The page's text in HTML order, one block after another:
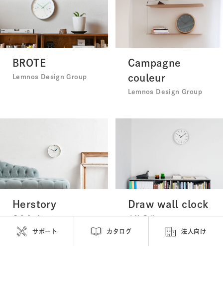
BROTE
Lemnos Design Group
Campagne
couleur
Lemnos Design Group
Herstory
うふふ まいこ
Draw wall clock
小池 和也
サポート カタログ 法人向け